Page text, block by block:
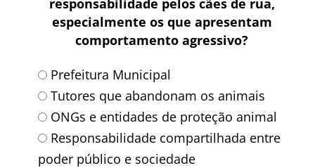
especialmente os que apresentam
comportamento agressivo?
Prefeitura Municipal
Tutores que abandonam os animais
ONGs e entidades de proteção animal
Responsabilidade compartilhada entre
poder público e sociedade